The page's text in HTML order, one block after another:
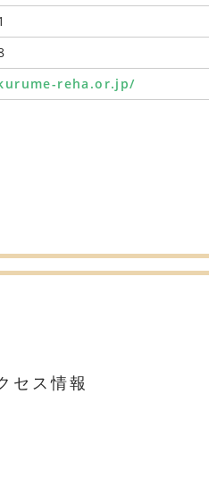
reha.or.jp/
セス情報